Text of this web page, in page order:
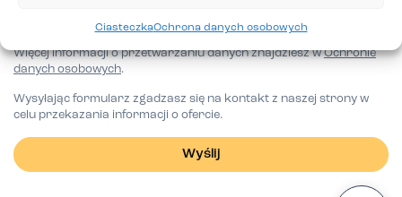
CiasteczkaOchrona danych osobowych
Administratorem danych osobowych jest TEB Edukacja sp. z o.o. -
Więcej informacji o przetwarzaniu danych znajdziesz wOchronie
danych osobowych.
Wysyłając formularz zgadzasz się na kontakt z naszej strony w
celu przekazania informacji o ofercie.